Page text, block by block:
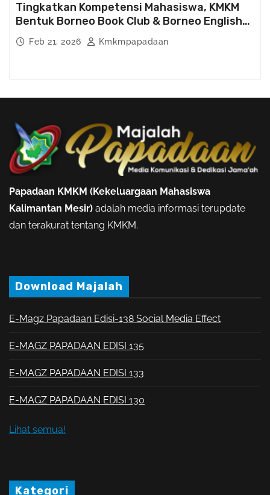
Tingkatkan Kompetensi Mahasiswa, KMKM
Bentuk Borneo Book Club & Borneo English
ClubFeb 21, 2026 Kmkmpapadaan
Papadaan KMKM (Kekeluargaan Mahasiswa
Kalimantan Mesir) adalah media informasi terupdate
dan terakurat tentang KMKM.
Download Majalah
E-Magz Papadaan Edisi-138 Social Media Effect
E-MAGZ PAPADAAN EDISI 135
E-MAGZ PAPADAAN EDISI 133
E-MAGZ PAPADAAN EDISI 130
Lihat semua!
Kategori